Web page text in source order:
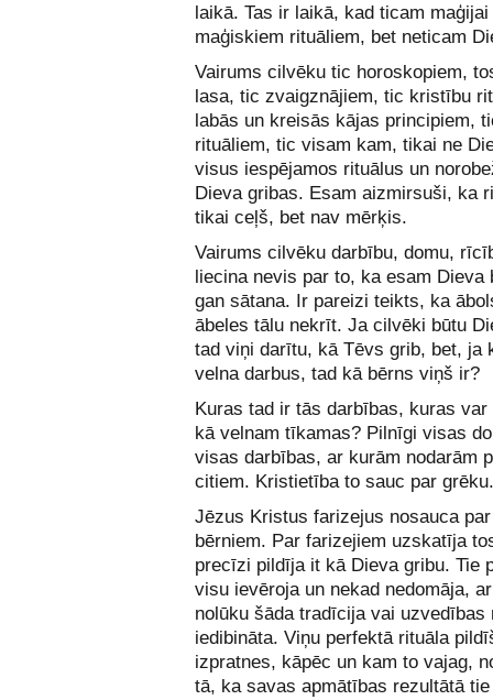
laikā. Tas ir laikā, kad ticam maģijai
maģiskiem rituāliem, bet neticam
Vairums cilvēku tic horoskopiem,
lasa, tic zvaigznājiem, tic kristību
labās un kreisās kājas principiem,
rituāliem, tic visam kam, tikai ne
visus iespējamos rituālus un
Dieva gribas. Esam aizmirsuši, ka
tikai ceļš, bet nav mērķis.
Vairums cilvēku darbību, domu,
liecina nevis par to, ka esam Dieva
gan sātana. Ir pareizi teikts, ka
ābeles tālu nekrīt. Ja cilvēki būtu
tad viņi darītu, kā Tēvs grib, bet, ja
velna darbus, tad kā bērns viņš ir?
Kuras tad ir tās darbības, kuras
kā velnam tīkamas? Pilnīgi visas
visas darbības, ar kurām nodarām
citiem. Kristietība to sauc par grēku.
Jēzus Kristus farizejus nosauca
bērniem. Par farizejiem uzskatīja
precīzi pildīja it kā Dieva gribu. Tie
visu ievēroja un nekad nedomāja,
nolūku šāda tradīcija vai uzvedības
iedibināta. Viņu perfektā rituāla
izpratnes, kāpēc un kam to vajag,
tā, ka savas apmātības rezultātā tie